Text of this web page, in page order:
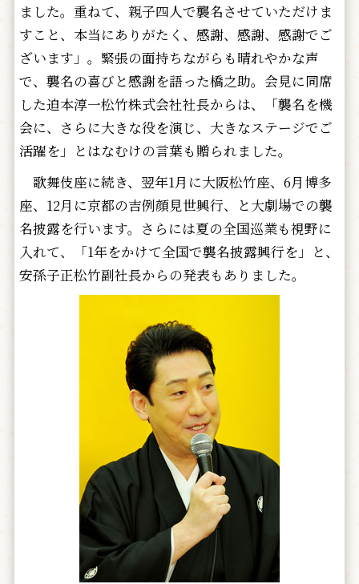
ました。重ねて、親子四人で襲名させていただけま
すこと、本当にありがたく、感謝、感謝、感謝でご
ざいます」。緊張の面持ちながらも晴れやかな声
で、襲名の喜びと感謝を語った橋之助。会見に同席
した迫本淳一松竹株式会社社長からは、「襲名を機
会に、さらに大きな役を演じ、大きなステージでご
活躍を」とはなむけの言葉も贈られました。
歌舞伎座に続き、翌年1月に大阪松竹座、6月博多
座、12月に京都の吉例顔見世興行、と大劇場での襲
名披露を行います。さらには夏の全国巡業も視野に
入れて、「1年をかけて全国で襲名披露興行を」と、
安孫子正松竹副社長からの発表もありました。